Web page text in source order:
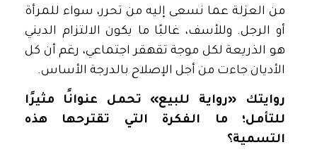
من العزلة عما نسعى إليه من تحرر، سواء للمرأة
أو الرجل. وللأسف، غالبًا ما يكون الالتزام الديني
هو الذريعة لكل موجة تقهقر اجتماعي، رغم أن كل
الأديان جاءت من أجل الإصلاح بالدرجة الأساس.
روايتك «رواية للبيع» تحمل عنوانًا مثيرًا
للتأمل؛ ما الفكرة التي تقترحها هذه
التسمية؟